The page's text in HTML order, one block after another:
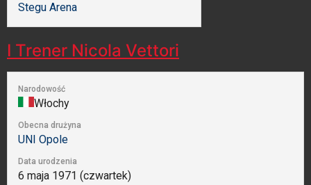
Stegu Arena
I Trener Nicola Vettori
Narodowość
Włochy
Obecna drużyna
UNI Opole
Data urodzenia
6 maja 1971 (czwartek)